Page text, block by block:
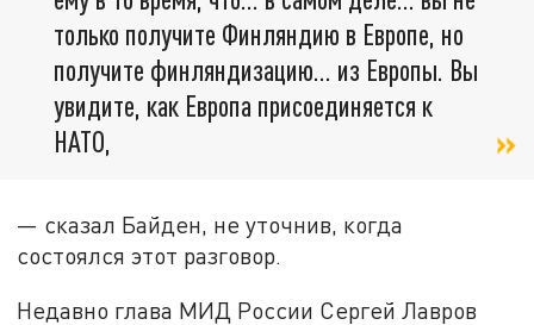
только получите Финляндию в Европе, но
получите финляндизацию… из Европы. Вы
увидите, как Европа присоединяется к
НАТО,
— сказал Байден, не уточнив, когда
состоялся этот разговор.
Недавно глава МИД России Сергей Лавров